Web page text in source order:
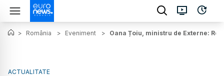
> România > Eveniment > Oana Țoiu, ministru de Externe:
ACTUALITATE